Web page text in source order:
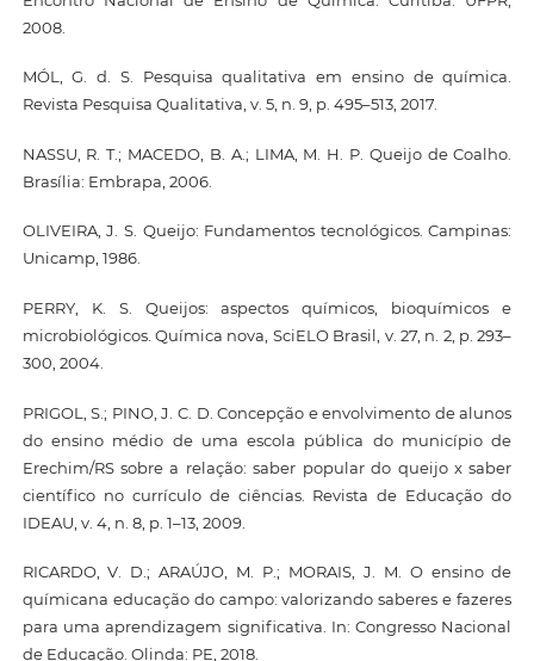
2008.
MÓL, G. d. S. Pesquisa qualitativa em ensino de química.
Revista Pesquisa Qualitativa, v. 5, n. 9, p. 495–513, 2017.
NASSU, R. T.; MACEDO, B. A.; LIMA, M. H. P. Queijo de Coalho.
Brasília: Embrapa, 2006.
OLIVEIRA, J. S. Queijo: Fundamentos tecnológicos. Campinas:
Unicamp, 1986.
PERRY, K. S. Queijos: aspectos químicos, bioquímicos e
microbiológicos. Química nova, SciELO Brasil, v. 27, n. 2, p. 293–
300, 2004.
PRIGOL, S.; PINO, J. C. D. Concepção e envolvimento de alunos
do ensino médio de uma escola pública do município de
Erechim/RS sobre a relação: saber popular do queijo x saber
científico no currículo de ciências. Revista de Educação do
IDEAU, v. 4, n. 8, p. 1–13, 2009.
RICARDO, V. D.; ARAÚJO, M. P.; MORAIS, J. M. O ensino de
químicana educação do campo: valorizando saberes e fazeres
para uma aprendizagem significativa. In: Congresso Nacional
de Educação. Olinda: PE, 2018.